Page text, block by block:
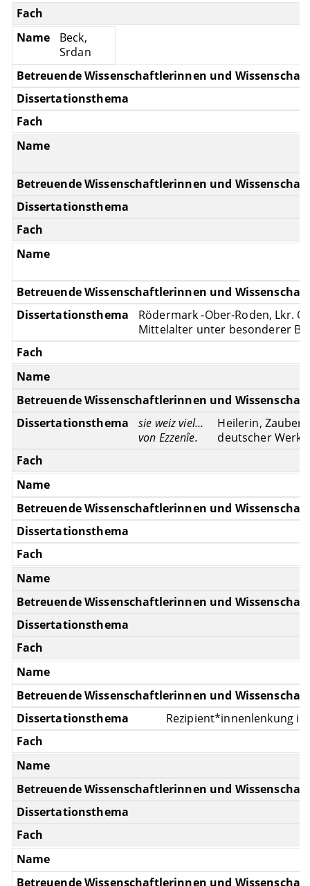
Beck,
Srdan
Rödermark -Ober-Roden, Lkr.
Mittelalter unter besonderer
sie weiz viel…
von Ezzenîe.
Heilerin,
deutscher
Rezipient*innenlenkung